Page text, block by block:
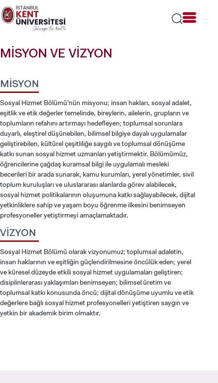
Lütfen
dikkat:
Bu
bir
içerir.
MİSYON VE VİZYON
MİSYON
Sosyal Hizmet Bölümü’nün misyonu; insan hakları, sosyal adalet,
eşitlik ve etik değerler temelinde, bireylerin, ailelerin, grupların ve
toplumların refahını artırmayı hedefleyen; toplumsal sorunlara
duyarlı, eleştirel düşünebilen, bilimsel bilgiye dayalı uygulamalar
geliştirebilen, kültürel çeşitliliğe saygılı ve toplumsal dönüşüme
katkı sunan sosyal hizmet uzmanları yetiştirmektir. Bölümümüz,
öğrencilerine çağdaş kuramsal bilgi ile uygulamalı mesleki
becerileri bir arada sunarak, kamu kurumları, yerel yönetimler, sivil
toplum kuruluşları ve uluslararası alanlarda görev alabilecek,
sosyal hizmet politikalarının oluşumuna katkı sağlayabilecek, dijital
yetkinliklere sahip ve yaşam boyu öğrenme ilkesini benimseyen
profesyoneller yetiştirmeyi amaçlamaktadır.
VİZYON
Sosyal Hizmet Bölümü olarak vizyonumuz; toplumsal adaletin,
insan haklarının ve eşitliğin güçlendirilmesine öncülük eden; yerel
ve küresel düzeyde etkili sosyal hizmet uygulamaları geliştiren;
disiplinlerarası yaklaşımları benimseyen; bilimsel üretim ve
toplumsal katkı konusunda öncü; dijital dönüşüme uyumlu ve etik
değerlere bağlı sosyal hizmet profesyonelleri yetiştiren saygın ve
yetkin bir akademik birim olmaktır.